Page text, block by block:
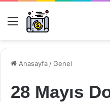
Menü
Anasayfa /Genel
28 Mayıs